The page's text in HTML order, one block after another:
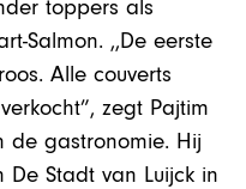
toppers als
Salmon. ,,De eerste
Alle couverts
zegt Pajtim
de gastronomie. Hij
Stadt van Luijck in